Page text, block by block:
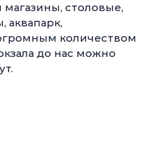
столовые,
аквапарк,
количеством
до нас можно